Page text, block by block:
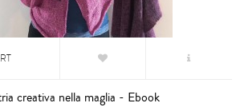
creativa nella maglia - Ebook